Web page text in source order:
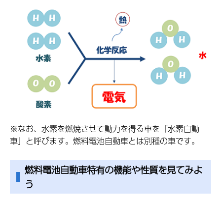
※なお、水素を燃焼させて動力を得る車を「水素自動
車」と呼びます。燃料電池自動車とは別種の車です。
燃料電池自動車特有の機能や性質を見てみよ
う